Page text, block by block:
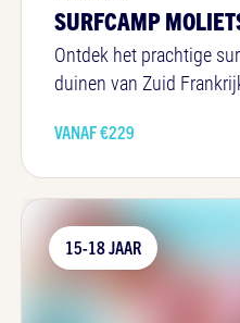
SURFCAMP
Ontdek het prachtige
duinen van Zuid
VANAF €229
15-18 JAAR